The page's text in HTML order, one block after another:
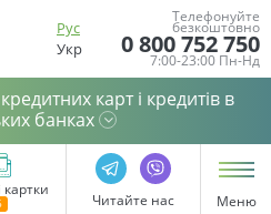
Рус
Укр
Телефонуйте
безкоштовно
0 800 752 750
7:00-23:00 Пн-Нд
карт і кредитів в
банках
картки
Читайте нас Меню